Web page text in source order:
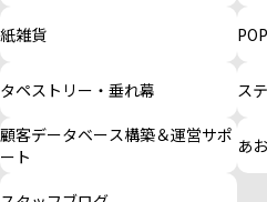
紙雑貨
タペストリー・垂れ幕
ス
顧客データベース構築＆運営サポ
ート
あ